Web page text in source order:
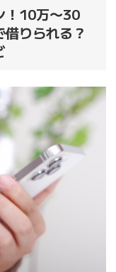
！10万〜30
りられる？